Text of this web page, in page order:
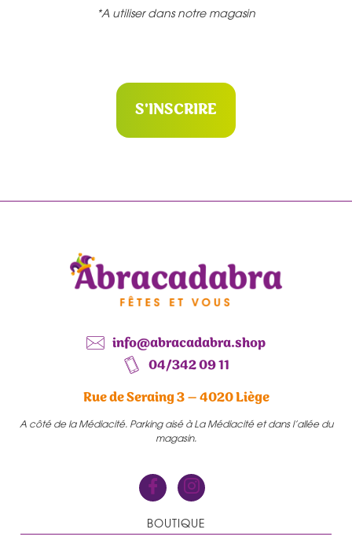
*A utiliser dans notre magasin
S'INSCRIRE
info@abracadabra.shop
04/342 09 11
Rue de Seraing 3 – 4020 Liège
A côté de la Médiacité. Parking aisé à La Médiacité et dans l’allée du
magasin.
BOUTIQUE